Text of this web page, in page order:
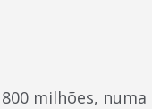
milhões, numa